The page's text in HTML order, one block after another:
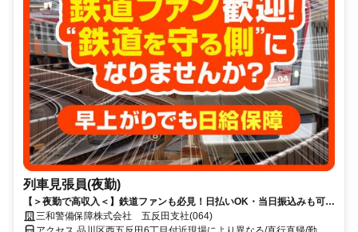
列車見張員(夜勤)
【＞夜勤で高収入＜】鉄道ファンも必見！日払いOK・当日振込みも可能
♪
三和警備保障株式会社 五反田支社(064)